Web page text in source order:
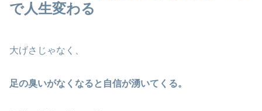
で人生変わる
大げさじゃなく、
足の臭いがなくなると自信が湧いてくる。